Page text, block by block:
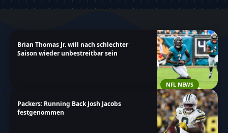
NFL NEWS
Brian Thomas Jr. will nach schlechter
Saison wieder unbestreitbar sein
Packers: Running Back Josh Jacobs
festgenommen